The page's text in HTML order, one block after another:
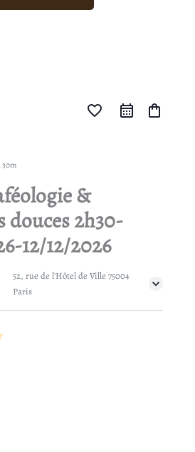
favorite_border shopping_bag
30m
&
douces 2h30-
12/12/2026
52, rue de l'Hôtel de Ville 75004
Paris